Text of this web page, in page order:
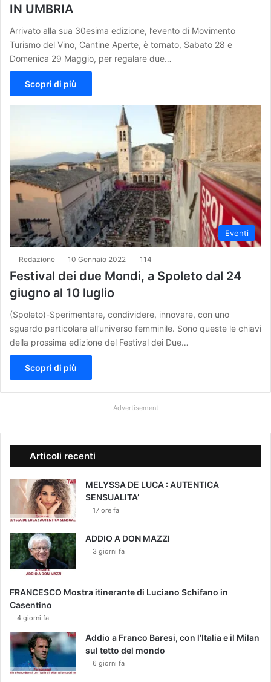
IN UMBRIA
Arrivato alla sua 30esima edizione, l’evento di Movimento
Turismo del Vino, Cantine Aperte, è tornato, Sabato 28 e
Domenica 29 Maggio, per regalare due…
Scopri di più
Eventi
Redazione 10 Gennaio 2022 114
Festival dei due Mondi, a Spoleto dal 24
giugno al 10 luglio
(Spoleto)-Sperimentare, condividere, innovare, con uno
sguardo particolare all’universo femminile. Sono queste le chiavi
della prossima edizione del Festival dei Due…
Scopri di più
Advertisement
Articoli recenti
MELYSSA DE LUCA : AUTENTICA
SENSUALITA’
17 ore fa
ADDIO A DON MAZZI
3 giorni fa
FRANCESCO Mostra itinerante di Luciano Schifano in
Casentino
4 giorni fa
Addio a Franco Baresi, con l’Italia e il Milan
sul tetto del mondo
6 giorni fa